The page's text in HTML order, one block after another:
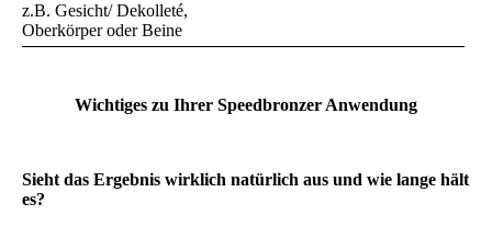
z.B. Gesicht/ Dekolleté,
Oberkörper oder Beine
Wichtiges zu Ihrer Speedbronzer Anwendung
Sieht das Ergebnis wirklich natürlich aus und wie lange hält
es?